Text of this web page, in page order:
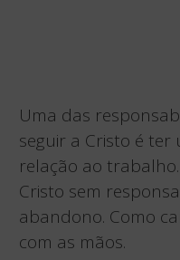
Uma das
seguir a Cristo é
relação ao
Cristo sem
abandono. Como
com as mãos.